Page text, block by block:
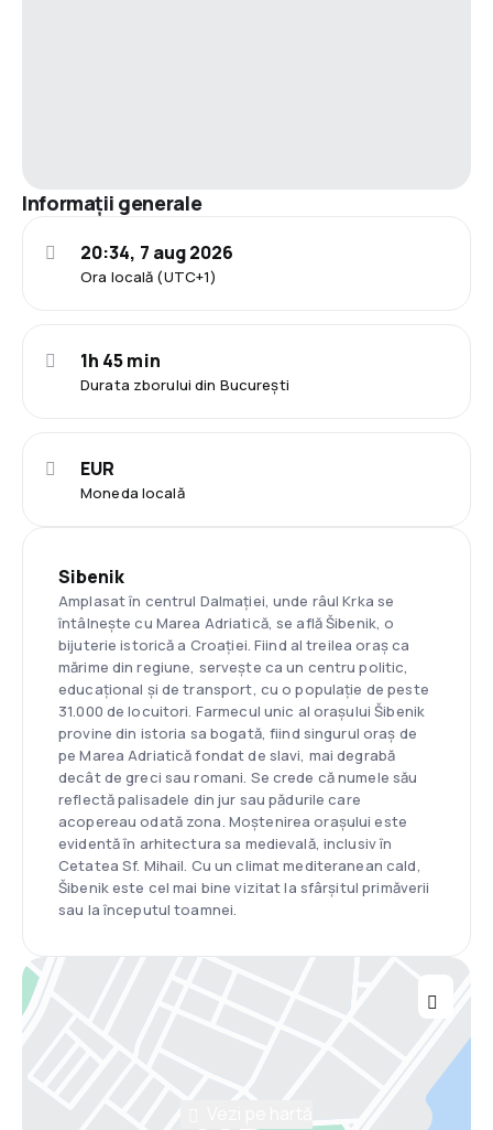
Informații generale
Ora locală (UTC+1)
20:34, 7 aug 2026
Durata zborului din București
1h 45 min
Moneda locală
EUR
Sibenik
Amplasat în centrul Dalmației, unde râul Krka se
întâlnește cu Marea Adriatică, se află Šibenik, o
bijuterie istorică a Croației. Fiind al treilea oraș ca
mărime din regiune, servește ca un centru politic,
educațional și de transport, cu o populație de peste
31.000 de locuitori. Farmecul unic al orașului Šibenik
provine din istoria sa bogată, fiind singurul oraș de
pe Marea Adriatică fondat de slavi, mai degrabă
decât de greci sau romani. Se crede că numele său
reflectă palisadele din jur sau pădurile care
acopereau odată zona. Moștenirea orașului este
evidentă în arhitectura sa medievală, inclusiv în
Cetatea Sf. Mihail. Cu un climat mediteranean cald,
Šibenik este cel mai bine vizitat la sfârșitul primăverii
sau la începutul toamnei.